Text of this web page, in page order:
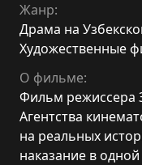
Жанр:
Драма на
Художественные
О фильме:
Фильм режиссера
Агентства
на реальных
наказание в